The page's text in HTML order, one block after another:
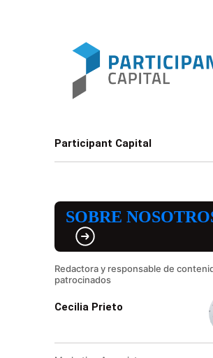
Participant Capital
SOBRE
Redactora y responsable de
patrocinados
Cecilia Prieto